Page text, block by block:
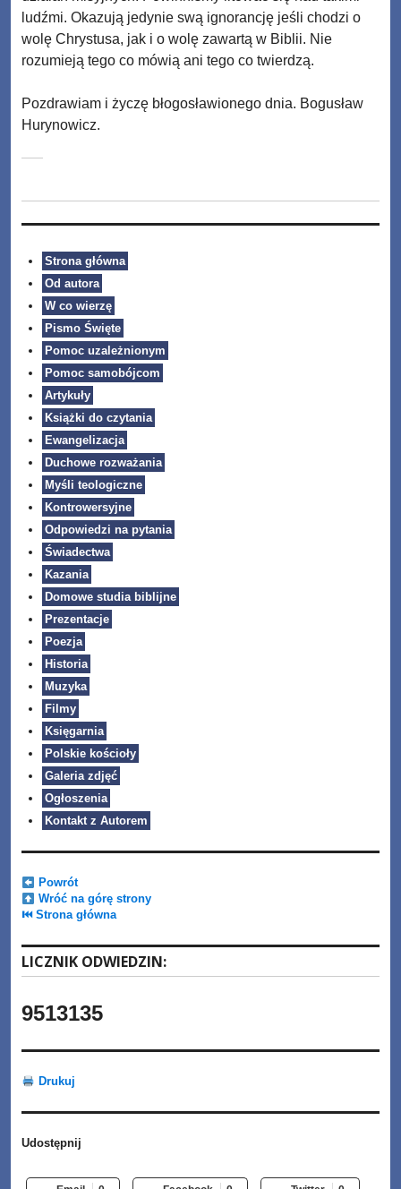
ludźmi. Okazują jedynie swą ignorancję jeśli chodzi o
wolę Chrystusa, jak i o wolę zawartą w Biblii. Nie
rozumieją tego co mówią ani tego co twierdzą.
Pozdrawiam i życzę błogosławionego dnia. Bogusław
Hurynowicz.
Strona główna
Od autora
W co wierzę
Pismo Święte
Pomoc uzależnionym
Pomoc samobójcom
Artykuły
Książki do czytania
Ewangelizacja
Duchowe rozważania
Myśli teologiczne
Kontrowersyjne
Odpowiedzi na pytania
Świadectwa
Kazania
Domowe studia biblijne
Prezentacje
Poezja
Historia
Muzyka
Filmy
Księgarnia
Polskie kościoły
Galeria zdjęć
Ogłoszenia
Kontakt z Autorem
Powrót
Wróć na górę strony
⏮ Strona główna
LICZNIK ODWIEDZIN:
9513135
Drukuj
Udostępnij